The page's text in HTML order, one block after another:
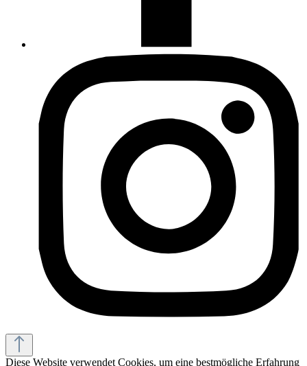
Diese Website verwendet Cookies, um eine bestmögliche Erfahrung